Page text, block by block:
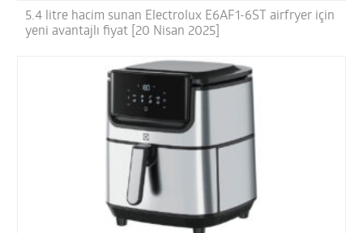
5.4 litre hacim sunan Electrolux E6AF1-6ST airfryer için
yeni avantajlı fiyat [20 Nisan 2025]